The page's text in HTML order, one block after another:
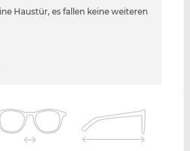
Haustür, es fallen keine weiteren